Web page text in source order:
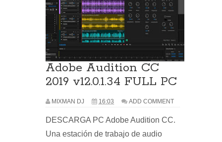
Adobe Audition CC
2019 v12.0.1.34 FULL PC
MIXMAN DJ 16:03 ADD COMMENT
DESCARGA PC Adobe Audition CC.
Una estación de trabajo de audio